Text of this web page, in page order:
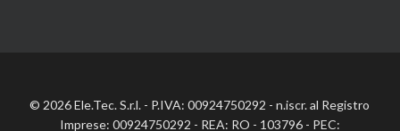
© 2026 Ele.Tec. S.r.l. - P.IVA: 00924750292 - n.iscr. al Registro
Imprese: 00924750292 - REA: RO - 103796 - PEC: